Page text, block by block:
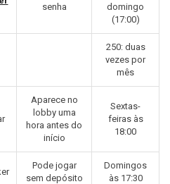
senha
domingo
(17:00)
250: duas
vezes por
mês
Aparece no
lobby uma
hora antes do
início
Sextas-
feiras às
18:00
Pode jogar
sem depósito
Domingos
às 17:30